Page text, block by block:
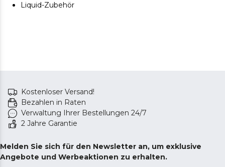
Liquid-Zubehör
Kostenloser Versand!
Bezahlen in Raten
Verwaltung Ihrer Bestellungen 24/7
2 Jahre Garantie
Melden Sie sich für den Newsletter an, um exklusive
Angebote und Werbeaktionen zu erhalten.